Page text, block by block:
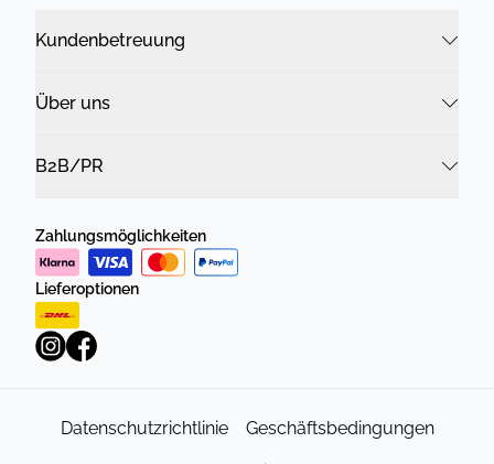
Kundenbetreuung
Über uns
B2B/PR
Zahlungsmöglichkeiten
Lieferoptionen
Datenschutzrichtlinie Geschäftsbedingungen